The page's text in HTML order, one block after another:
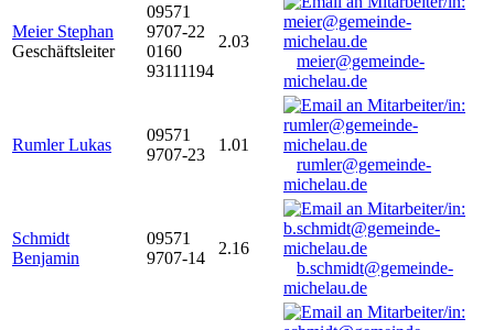
Meier Stephan
Geschäftsleiter
09571
9707-22
0160
93111194
2.03
meier@gemeinde-
michelau.de
Rumler Lukas
09571
9707-23
1.01
rumler@gemeinde-
michelau.de
Schmidt
Benjamin
09571
9707-14
2.16
b.schmidt@gemeinde-
michelau.de